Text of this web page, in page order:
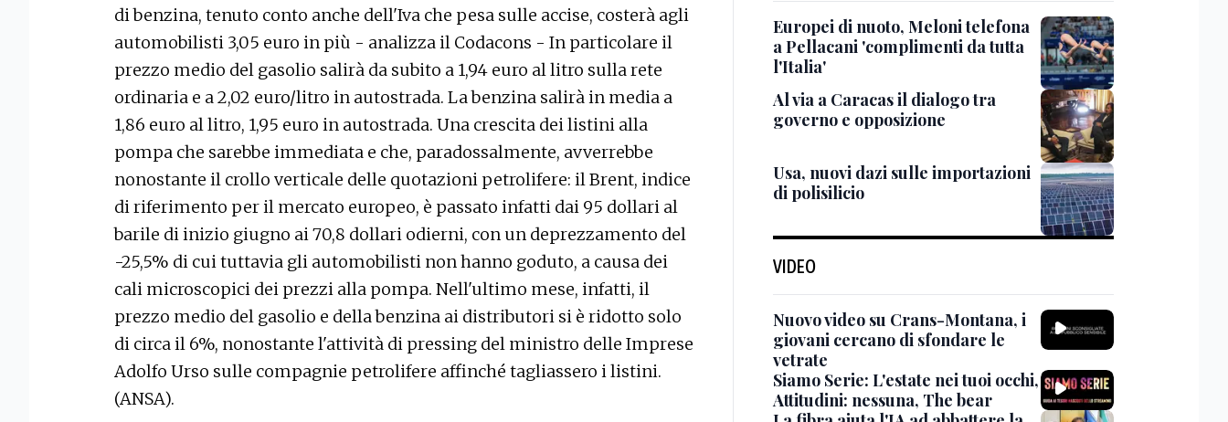
di benzina, tenuto conto anche dell'Iva che pesa sulle accise, costerà agli
automobilisti 3,05 euro in più - analizza il Codacons - In particolare il
prezzo medio del gasolio salirà da subito a 1,94 euro al litro sulla rete
ordinaria e a 2,02 euro/litro in autostrada. La benzina salirà in media a
1,86 euro al litro, 1,95 euro in autostrada. Una crescita dei listini alla
pompa che sarebbe immediata e che, paradossalmente, avverrebbe
nonostante il crollo verticale delle quotazioni petrolifere: il Brent, indice
di riferimento per il mercato europeo, è passato infatti dai 95 dollari al
barile di inizio giugno ai 70,8 dollari odierni, con un deprezzamento del
-25,5% di cui tuttavia gli automobilisti non hanno goduto, a causa dei
cali microscopici dei prezzi alla pompa. Nell'ultimo mese, infatti, il
prezzo medio del gasolio e della benzina ai distributori si è ridotto solo
di circa il 6%, nonostante l'attività di pressing del ministro delle Imprese
Adolfo Urso sulle compagnie petrolifere affinché tagliassero i listini.
(ANSA).
Europei di nuoto, Meloni telefona
a Pellacani 'complimenti da tutta
l'Italia'
Al via a Caracas il dialogo tra
governo e opposizione
Usa, nuovi dazi sulle importazioni
di polisilicio
VIDEO
Nuovo video su Crans-Montana, i
giovani cercano di sfondare le
vetrate
Siamo Serie: L'estate nei tuoi occhi,
Attitudini: nessuna, The bear